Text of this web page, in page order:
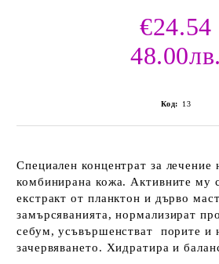
€24.54
48.00лв.
Код: 13
Специален концентрат за лечение
комбинирана кожа. Активните му
екстракт от планктон и дърво
замърсяванията, нормализират
себум, усъвършенстват порите и
зачервяването. Хидратира и